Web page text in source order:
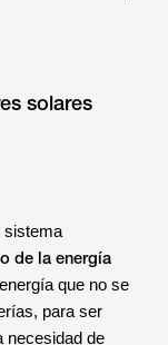
solares
sistema
de la energía
que no se
para ser
necesidad de